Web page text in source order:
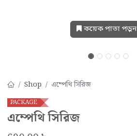
কয়েক পাতা পড়ুন
Shop এম্পেথি সিরিজ
PACKAGE
এম্পেথি সিরিজ